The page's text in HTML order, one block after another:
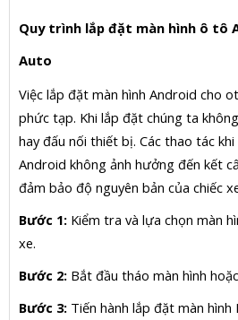
Quy trình lắp đặt màn hình ô tô
Auto
Việc lắp đặt màn hình Android cho
phức tạp. Khi lắp đặt chúng ta
hay đấu nối thiết bị. Các thao tác
Android không ảnh hưởng đến kết
đảm bảo độ nguyên bản của chiếc
Bước 1: Kiểm tra và lựa chọn màn
xe.
Bước 2: Bắt đầu tháo màn hình
Bước 3: Tiến hành lắp đặt màn